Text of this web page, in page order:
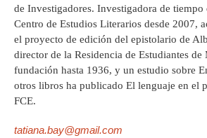
de Investigadores. Investigadora de
Centro de Estudios Literarios desde 2007,
el proyecto de edición del epistolario de
director de la Residencia de Estudiantes de
fundación hasta 1936, y un estudio sobre
otros libros ha publicado El lenguaje en el
FCE.
tatiana.bay@gmail.com